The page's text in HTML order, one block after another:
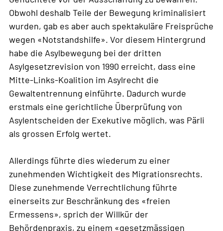
Obwohl deshalb Teile der Bewegung kriminalisiert
wurden, gab es aber auch spektakuläre Freisprüche
wegen «Notstandshilfe». Vor diesem Hintergrund
habe die Asylbewegung bei der dritten
Asylgesetzrevision von 1990 erreicht, dass eine
Mitte-Links-Koalition im Asylrecht die
Gewaltentrennung einführte. Dadurch wurde
erstmals eine gerichtliche Überprüfung von
Asylentscheiden der Exekutive möglich, was Pärli
als grossen Erfolg wertet.
Allerdings führte dies wiederum zu einer
zunehmenden Wichtigkeit des Migrationsrechts.
Diese zunehmende Verrechtlichung führte
einerseits zur Beschränkung des «freien
Ermessens», sprich der Willkür der
Behördenpraxis, zu einem «gesetzmässigen